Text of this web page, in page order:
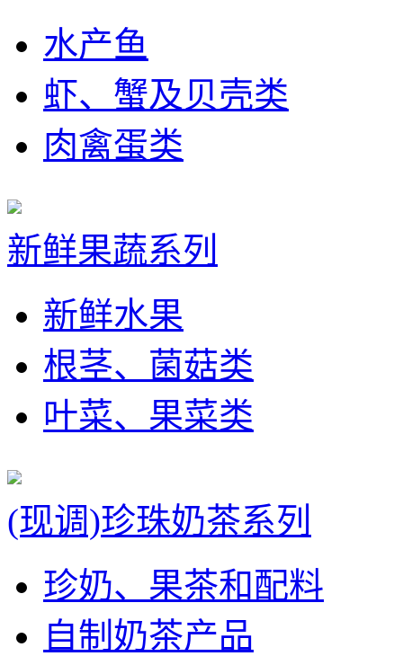
水产鱼
虾、蟹及贝壳类
肉禽蛋类
新鲜果蔬系列
新鲜水果
根茎、菌菇类
叶菜、果菜类
(现调)珍珠奶茶系列
珍奶、果茶和配料
自制奶茶产品